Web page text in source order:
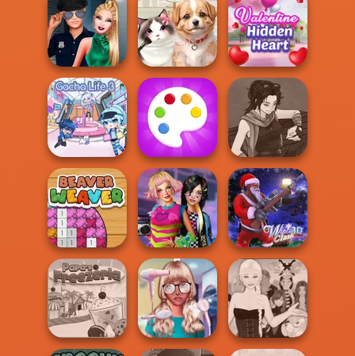
Online Selfie
Stories
Max Mixed
Cocktails
Nickelodeon
Cooking Contest
Style Police
Officer
Pet Salon
Valentine Hidden
Heart
Gacha Life 3 Fun Colors
Manga Creator
Star Wars: Page...
Beaver Weaver
BFFs Weirdcore
Aesthetic
Winter Clash 3D